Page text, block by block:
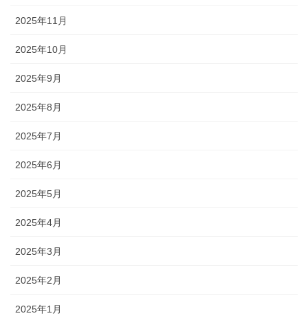
2025年11月
2025年10月
2025年9月
2025年8月
2025年7月
2025年6月
2025年5月
2025年4月
2025年3月
2025年2月
2025年1月